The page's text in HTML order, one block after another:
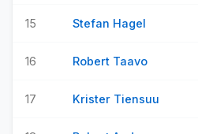
15 Stefan Hagel
16 Robert Taavo
17 Krister Tiensuu